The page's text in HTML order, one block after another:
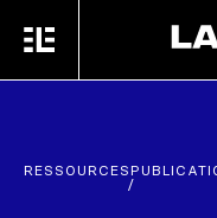
MENU
RESSOURCES
/